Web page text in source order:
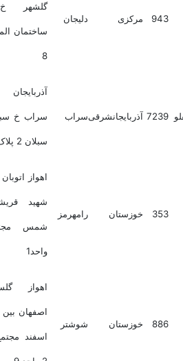
مرکزی دلیجان
گلشهر خ شهدا
ساختمان المهدی واحد
آذربایجانشرقیسراب
آذربایجان شرقی
سراب خ سبلان کوچه
خوزستان رامهرمز
اهواز اتوبان گلستان خ
شهید قریشی نبش
شمس مجتمع صبا
خوزستان شوشتر
اهواز گلستان خ
اصفهان بین خ بهمن و
اسفند مجتمع زاگرس